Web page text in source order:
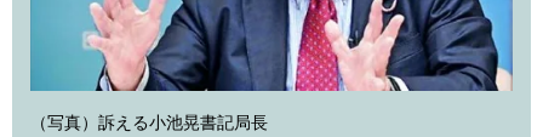
（写真）訴える小池晃書記局長